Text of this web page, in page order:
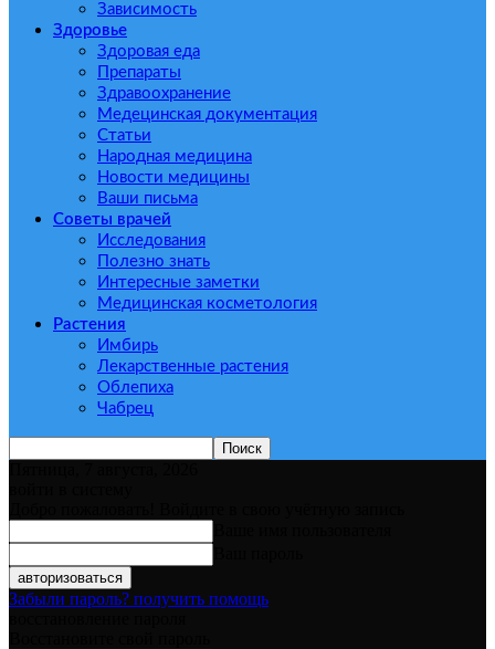
Зависимость
Здоровье
Здоровая еда
Препараты
Здравоохранение
Медецинская документация
Статьи
Народная медицина
Новости медицины
Ваши письма
Советы врачей
Исследования
Полезно знать
Интересные заметки
Медицинская косметология
Растения
Имбирь
Лекарственные растения
Облепиха
Чабрец
Забыли пароль? получить помощь